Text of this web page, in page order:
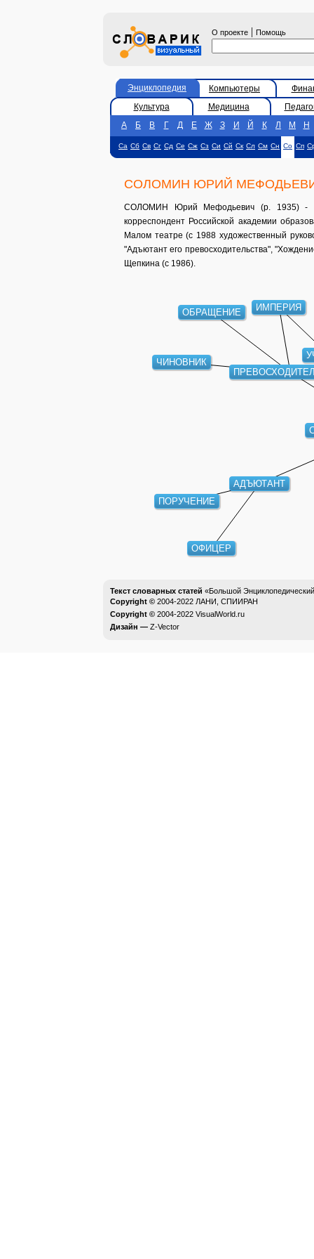
О проекте | Помощь
Энциклопедия Компьютеры
Культура
Медицина
А
Б В Г Д Е Ж З И Й К Л М Н
Са Сб Св Сг Сд Се Сж Сз Си Сй Ск Сл См Сн Со Сп
СОЛОМИН ЮРИЙ
СОЛОМИН Юрий Мефодьевич (р. 1935) -
корреспондент Российской академии
Малом театре (с 1988 художественный
"Адъютант его превосходительства",
Щепкина (с 1986).
АДЪЮТАНТ
ЧИНОВНИК
ОБРАЩЕНИЕ
ИМПЕРИЯ
ПОРУЧЕНИЕ
ОФИЦЕР
Текст словарных статей «Большой
Copyright © 2004-2022 ЛАНИ, СПИИРАН
Copyright © 2004-2022 VisualWorld.ru
Дизайн — Z-Vector